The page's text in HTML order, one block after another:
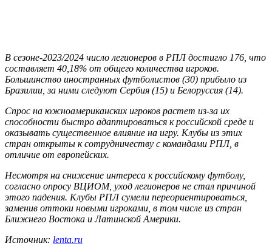
В сезоне-2023/2024 число легионеров в РПЛ достигло 176, что
составляет 40,18% от общего количества игроков.
Большинство иностранных футболистов (30) прибыло из
Бразилии, за ними следуют Сербия (15) и Белоруссия (14).
Спрос на южноамериканских игроков растет из-за их
способности быстро адаптироваться к российской среде и
оказывать существенное влияние на игру. Клубы из этих
стран открыты к сотрудничеству с командами РПЛ, в
отличие от европейских.
Несмотря на снижение интереса к российскому футболу,
согласно опросу ВЦИОМ, уход легионеров не стал причиной
этого падения. Клубы РПЛ сумели переориентироваться,
заменив оттоки новыми игроками, в том числе из стран
Ближнего Востока и Латинской Америки.
Источник: lenta.ru